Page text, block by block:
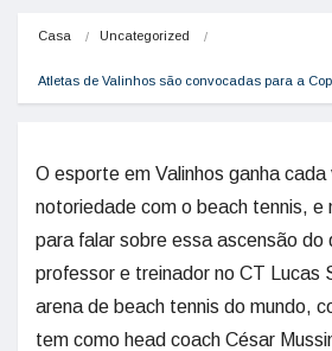
Casa Uncategorized
Atletas de Valinhos são convocadas para a
O esporte em Valinhos ganha cada
notoriedade com o beach tennis, e
para falar sobre essa ascensão do
professor e treinador no CT Lucas
arena de beach tennis do mundo,
tem como head coach César